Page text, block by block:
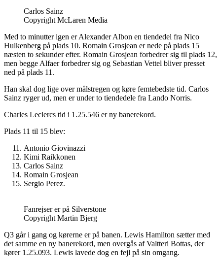
Carlos Sainz
Copyright McLaren Media
Med to minutter igen er Alexander Albon en tiendedel fra Nico
Hulkenberg på plads 10. Romain Grosjean er nede på plads 15
næsten to sekunder efter. Romain Grosjean forbedrer sig til plads 12,
men begge Alfaer forbedrer sig og Sebastian Vettel bliver presset
ned på plads 11.
Han skal dog lige over målstregen og køre femtebedste tid. Carlos
Sainz ryger ud, men er under to tiendedele fra Lando Norris.
Charles Leclercs tid i 1.25.546 er ny banerekord.
Plads 11 til 15 blev:
Antonio Giovinazzi
Kimi Raikkonen
Carlos Sainz
Romain Grosjean
Sergio Perez.
Fanrejser er på Silverstone
Copyright Martin Bjerg
Q3 går i gang og kørerne er på banen. Lewis Hamilton sætter med
det samme en ny banerekord, men overgås af Valtteri Bottas, der
kører 1.25.093. Lewis lavede dog en fejl på sin omgang.